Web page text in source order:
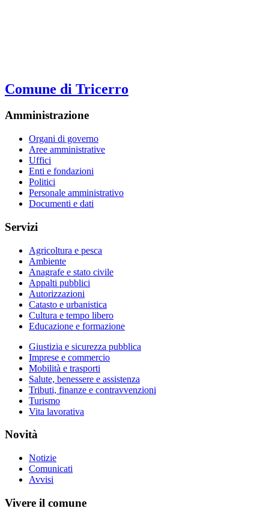
Comune di Tricerro
Amministrazione
Organi di governo
Aree amministrative
Uffici
Enti e fondazioni
Politici
Personale amministrativo
Documenti e dati
Servizi
Agricoltura e pesca
Ambiente
Anagrafe e stato civile
Appalti pubblici
Autorizzazioni
Catasto e urbanistica
Cultura e tempo libero
Educazione e formazione
Giustizia e sicurezza pubblica
Imprese e commercio
Mobilità e trasporti
Salute, benessere e assistenza
Tributi, finanze e contravvenzioni
Turismo
Vita lavorativa
Novità
Notizie
Comunicati
Avvisi
Vivere il comune